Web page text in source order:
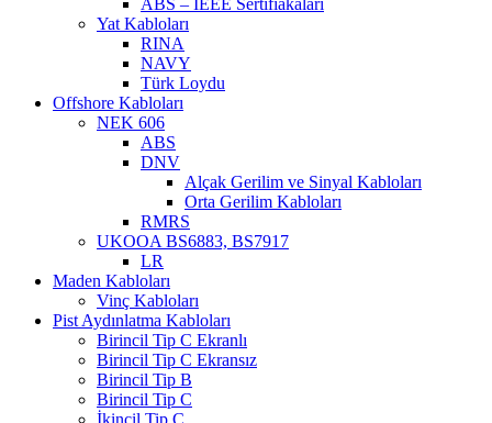
ABS – IEEE Sertifiakaları
Yat Kabloları
RINA
NAVY
Türk Loydu
Offshore Kabloları
NEK 606
ABS
DNV
Alçak Gerilim ve Sinyal Kabloları
Orta Gerilim Kabloları
RMRS
UKOOA BS6883, BS7917
LR
Maden Kabloları
Vinç Kabloları
Pist Aydınlatma Kabloları
Birincil Tip C Ekranlı
Birincil Tip C Ekransız
Birincil Tip B
Birincil Tip C